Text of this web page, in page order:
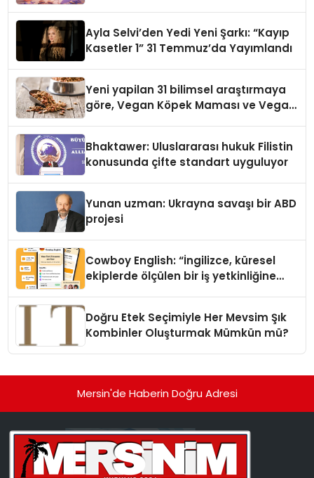
Ayla Selvi’den Yedi Yeni Şarkı: “Kayıp
Kasetler 1” 31 Temmuz’da Yayımlandı
Yeni yapilan 31 bilimsel araştırmaya
göre, Vegan Köpek Maması ve Vegan
Bhaktawer: Uluslararası hukuk Filistin
konusunda çifte standart uyguluyor
Yunan uzman: Ukrayna savaşı bir ABD
projesi
Cowboy English: “İngilizce, küresel
ekiplerde ölçülen bir iş yetkinliğine
Doğru Etek Seçimiyle Her Mevsim Şık
Kombinler Oluşturmak Mümkün mü?
Mersin'de Haberin Doğru Adresi